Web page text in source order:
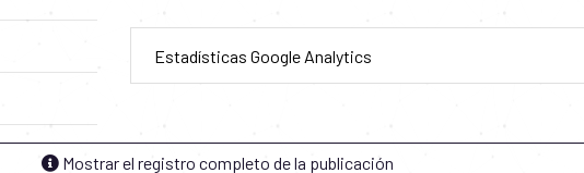
Estadísticas Google Analytics
Mostrar el registro completo de la publicación